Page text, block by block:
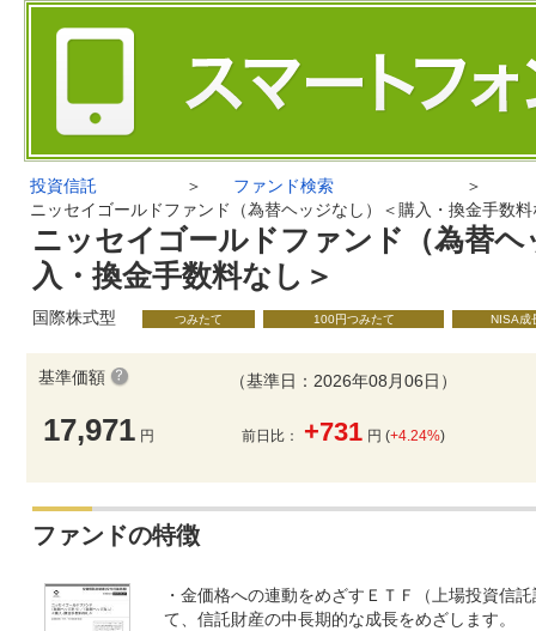
投資信託 ＞ ファンド検索
＞
ニッセイゴールドファンド（為替ヘッジなし）＜購入・換金手数
ニッセイゴールドファンド（為替ヘ
入・換金手数料なし＞
国際株式型 つみたて 100円つみたて NISA成
基準価額
17,971 円
（基準日：2026年08月06日）
前日比： +731 円 (+4.24%)
ファンドの特徴
・金価格への連動をめざすＥＴＦ（上場投資信
て、信託財産の中長期的な成長をめざします。